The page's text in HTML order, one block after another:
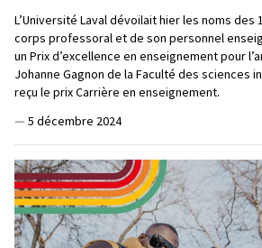
L’Université Laval dévoilait hier les noms des
corps professoral et de son personnel
un Prix d’excellence en enseignement pour
Johanne Gagnon de la Faculté des sciences
reçu le prix Carrière en enseignement.
— 5 décembre 2024